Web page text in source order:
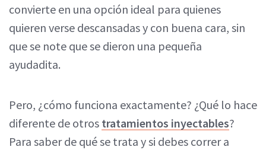
convierte en una opción ideal para quienes
quieren verse descansadas y con buena cara, sin
que se note que se dieron una pequeña
ayudadita.
Pero, ¿cómo funciona exactamente? ¿Qué lo hace
diferente de otros tratamientos inyectables?
Para saber de qué se trata y si debes correr a